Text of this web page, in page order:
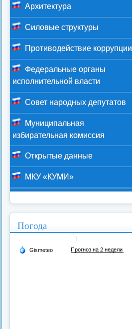
Архитектура
Силовые структуры
Противодействие коррупции
Федеральные органы
исполнительной власти
Совет народных депутатов
Муниципальная
избирательная комиссия
Открытые данные
МКУ «КУМИ»
Погода